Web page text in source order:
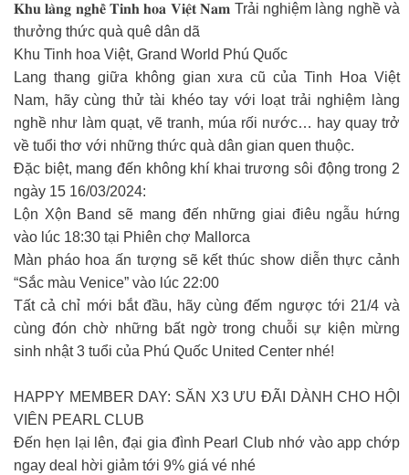
𝐊𝐡𝐮 𝐥𝐚̀𝐧𝐠 𝐧𝐠𝐡𝐞̂̀ 𝐓𝐢𝐧𝐡 𝐡𝐨𝐚 𝐕𝐢𝐞̣̂𝐭 𝐍𝐚𝐦 Trải nghiệm làng nghề và
thưởng thức quà quê dân dã
Khu Tinh hoa Việt, Grand World Phú Quốc
Lang thang giữa không gian xưa cũ của Tinh Hoa Việt
Nam, hãy cùng thử tài khéo tay với loạt trải nghiệm làng
nghề như làm quạt, vẽ tranh, múa rối nước… hay quay trở
về tuổi thơ với những thức quà dân gian quen thuộc.
Đặc biệt, mang đến không khí khai trương sôi động trong 2
ngày 15 16/03/2024:
Lộn Xộn Band sẽ mang đến những giai điêu ngẫu hứng
vào lúc 18:30 tại Phiên chợ Mallorca
Màn pháo hoa ấn tượng sẽ kết thúc show diễn thực cảnh
“Sắc màu Venice” vào lúc 22:00
Tất cả chỉ mới bắt đầu, hãy cùng đếm ngược tới 21/4 và
cùng đón chờ những bất ngờ trong chuỗi sự kiện mừng
sinh nhật 3 tuổi của Phú Quốc United Center nhé!
HAPPY MEMBER DAY: SĂN X3 ƯU ĐÃI DÀNH CHO HỘI
VIÊN PEARL CLUB
Đến hẹn lại lên, đại gia đình Pearl Club nhớ vào app chớp
ngay deal hời giảm tới 9% giá vé nhé